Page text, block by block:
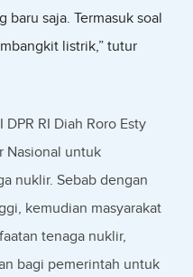
baru saja. Termasuk soal
listrik,” tutur
RI Diah Roro Esty
Nasional untuk
nuklir. Sebab dengan
kemudian masyarakat
tenaga nuklir,
bagi pemerintah untuk